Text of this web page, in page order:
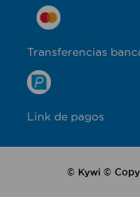
Transferencias
Link de pagos
© Kywi ©